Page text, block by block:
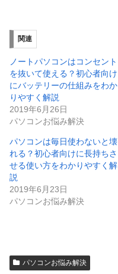
関連
ノートパソコンはコンセント
を抜いて使える？初心者向け
にバッテリーの仕組みをわか
りやすく解説
2019年6月26日
パソコンお悩み解決
パソコンは毎日使わないと壊
れる？初心者向けに長持ちさ
せる使い方をわかりやすく解
説
2019年6月23日
パソコンお悩み解決
パソコンお悩み解決